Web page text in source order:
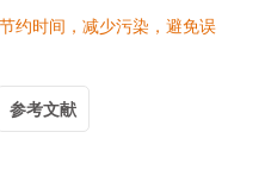
约时间，减少污染，避免误
参考文献